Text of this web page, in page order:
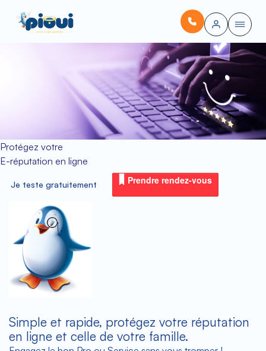
Protégez votre
E-réputation en ligne
Je teste gratuitement Prendre rendez-vous
Simple et rapide, protégez votre réputation
en ligne et celle de votre famille.